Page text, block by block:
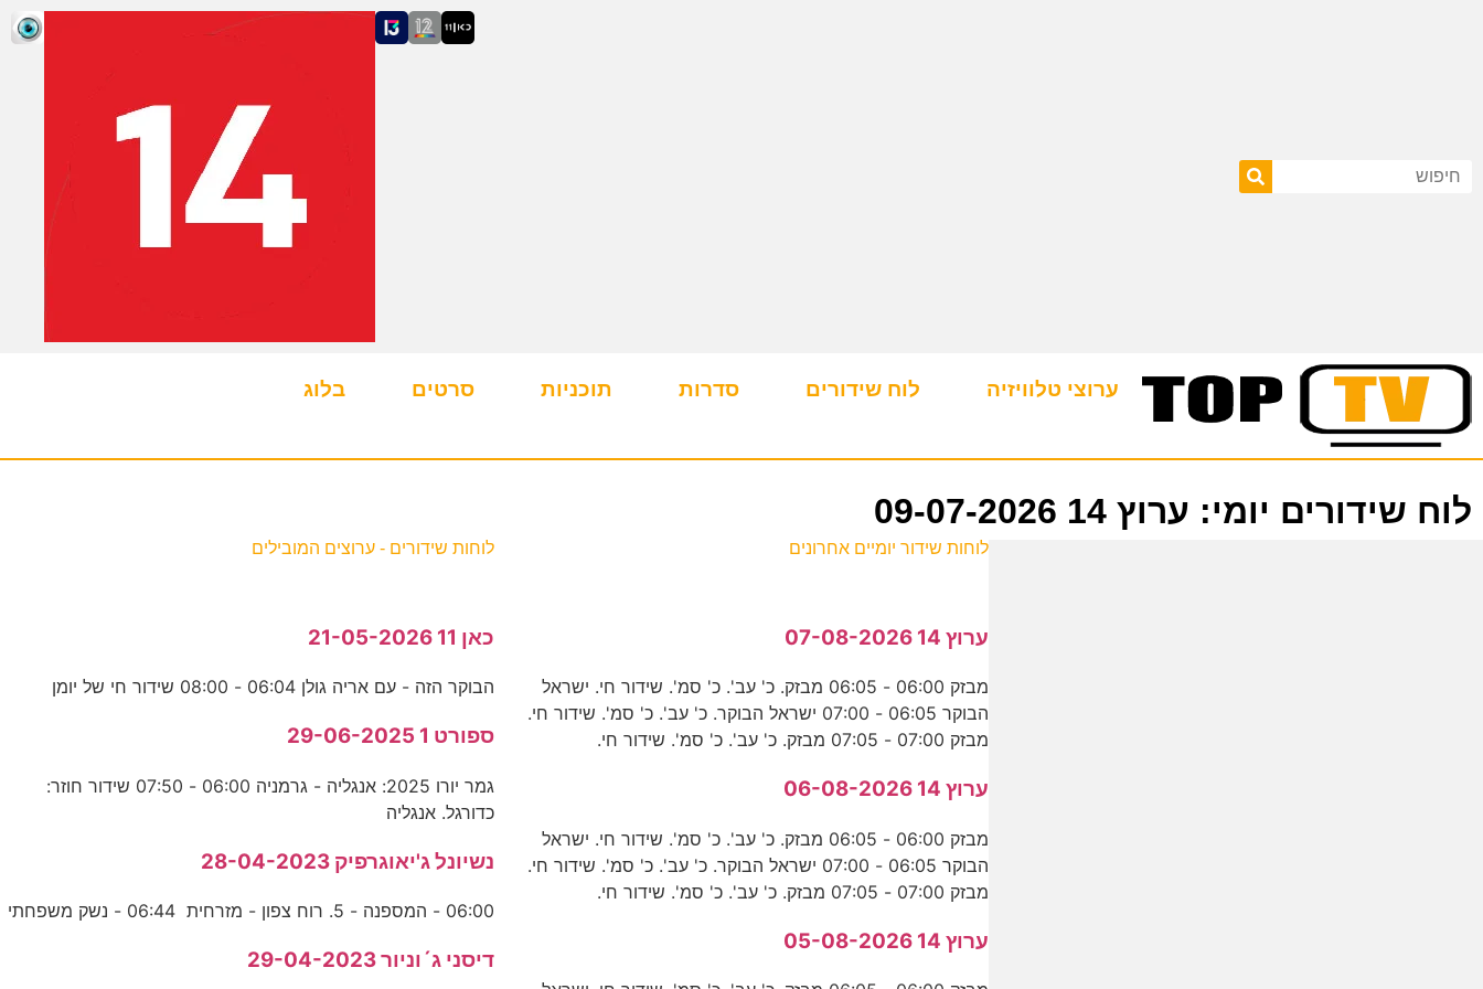
ערוצי טלוויזיה לוח שידורים סדרות תוכניות סרטים בלוג
לוח שידורים יומי: ערוץ 14 09-07-2026
לוחות שידור יומיים אחרונים
ערוץ 14 07-08-2026
מבזק 06:00 - 06:05 מבזק. כ' עב'. כ' סמ'. שידור חי. ישראל
הבוקר 06:05 - 07:00 ישראל הבוקר. כ' עב'. כ' סמ'. שידור חי.
מבזק 07:00 - 07:05 מבזק. כ' עב'. כ' סמ'. שידור חי.
ערוץ 14 06-08-2026
מבזק 06:00 - 06:05 מבזק. כ' עב'. כ' סמ'. שידור חי. ישראל
הבוקר 06:05 - 07:00 ישראל הבוקר. כ' עב'. כ' סמ'. שידור חי.
מבזק 07:00 - 07:05 מבזק. כ' עב'. כ' סמ'. שידור חי.
ערוץ 14 05-08-2026
לוחות שידורים - ערוצים המובילים
כאן 11 21-05-2026
הבוקר הזה - עם אריה גולן 06:04 - 08:00 שידור חי של יומן
ספורט 1 29-06-2025
גמר יורו 2025: אנגליה - גרמניה 06:00 - 07:50 שידור חוזר:
כדורגל. אנגליה
נשיונל ג'יאוגרפיק 28-04-2023
06:00 - המספנה - 5. רוח צפון - מזרחית 06:44 - נשק משפחתי
דיסני ג´וניור 29-04-2023